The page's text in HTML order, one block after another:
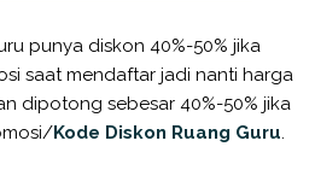
punya diskon 40%-50% jika
saat mendaftar jadi nanti harga
dipotong sebesar 40%-50% jika
Kode Diskon Ruang Guru.